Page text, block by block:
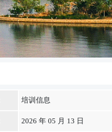
培训信息
2026 年 05 月 13 日